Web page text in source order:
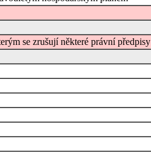
se zrušují některé právní předpisy